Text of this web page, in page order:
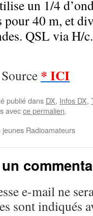
un 1/4
pour 40 m, et
QSL via H/c.
* ICI
publié dans DX, Infos DX,
avecce permalien.
jeunes Radioamateurs
e-mail ne
sont indiqués